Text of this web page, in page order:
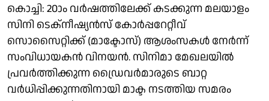
കൊച്ചി: 20ാം വർഷത്തിലേക്ക് കടക്കുന്ന മലയാളം
സിനി ടെക്നീഷ്യൻസ് കോർപ്പറേറ്റീവ്
സൊസൈറ്റിക്ക് (മാക്ടോസ്) ആശംസകൾ നേർന്ന്
സംവിധായകൻ വിനയൻ. സിനിമാ മേഖലയിൽ
പ്രവർത്തിക്കുന്ന ഡ്രൈവർമാരുടെ ബാറ്റ
വർധിപ്പിക്കുന്നതിനായി മാക്ട നടത്തിയ സമരം